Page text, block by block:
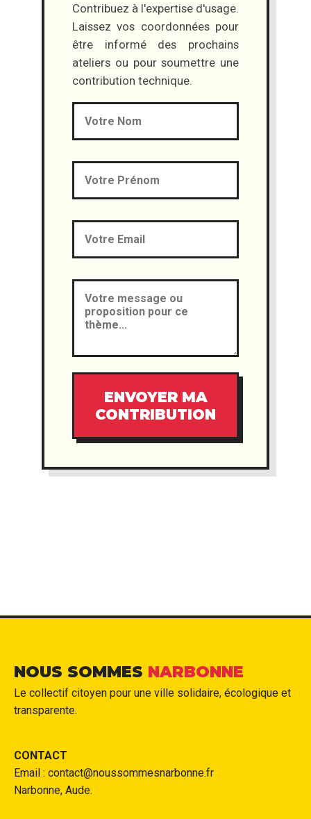
Contribuez à l'expertise d'usage.
Laissez vos coordonnées pour
être informé des prochains
ateliers ou pour soumettre une
contribution technique.
ENVOYER MA
CONTRIBUTION
NOUS SOMMES NARBONNE
Le collectif citoyen pour une ville solidaire, écologique et
transparente.
CONTACT
Email : contact@noussommesnarbonne.fr
Narbonne, Aude.